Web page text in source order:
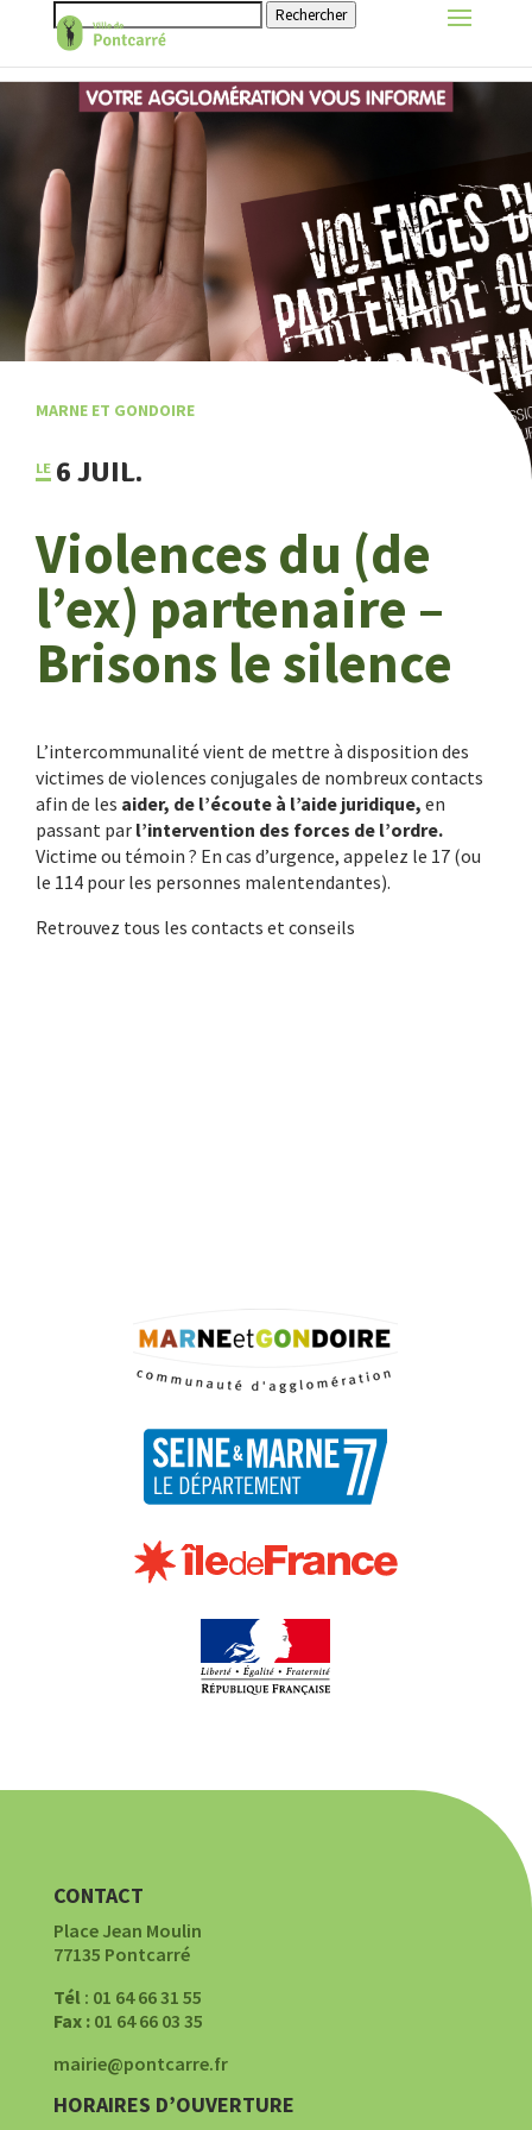
Rechercher
MARNE ET GONDOIRE
6 JUIL.
Violences du (de
l’ex) partenaire –
Brisons le silence
L’intercommunalité vient de mettre à disposition des
victimes de violences conjugales de nombreux contacts
afin de les aider, de l’écoute à l’aide juridique, en
passant par l’intervention des forces de l’ordre.
Victime ou témoin ? En cas d’urgence, appelez le 17 (ou
le 114 pour les personnes malentendantes).
Retrouvez tous les contacts et conseils
CONTACT
Place Jean Moulin
77135 Pontcarré
Tél: 01 64 66 31 55
Fax :01 64 66 03 35
mairie@pontcarre.fr
HORAIRES D’OUVERTURE